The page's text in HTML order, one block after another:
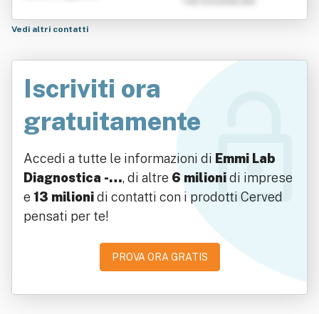
Vedi altri contatti
Iscriviti ora
gratuitamente
Accedi a tutte le informazioni di Emmi Lab
Diagnostica -…, di altre 6 milionidi imprese
e 13 milionidi contatti con i prodotti Cerved
pensati per te!
PROVA ORA GRATIS